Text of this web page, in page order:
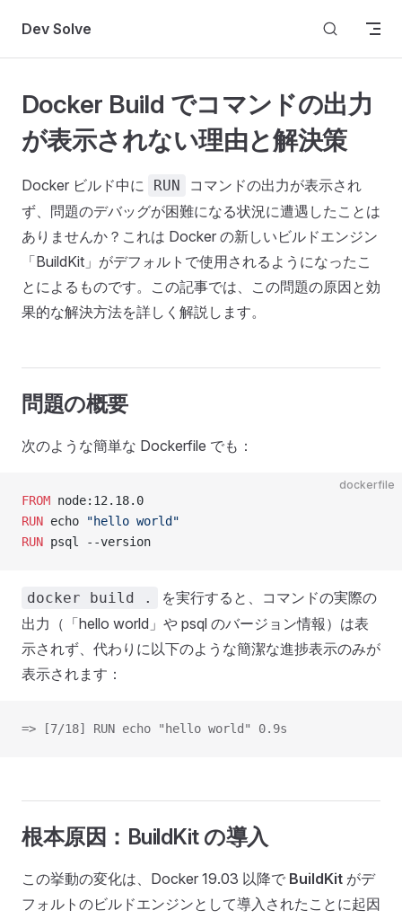
Skip to content
Dev Solve
Docker Build でコマンドの出力
が表示されない理由と解決策
Docker ビルド中に RUN
コマンドの出力が表示され
ず、問題のデバッグが困難になる状況に遭遇したことは
ありませんか？これは Docker の新しいビルドエンジン
「BuildKit」がデフォルトで使用されるようになったこ
とによるものです。この記事では、この問題の原因と効
果的な解決方法を詳しく解説します。
問題の概要
次のような簡単な Dockerfile でも：
dockerfile
FROM node:12.18.0
RUN echo
"hello world"
RUN psql --version
docker build .
を実行すると、コマンドの実際の
出力（「hello world」や psql のバージョン情報）は表
示されず、代わりに以下のような簡潔な進捗表示のみが
表示されます：
=> [7/18] RUN echo "hello world" 0.9s
根本原因：BuildKit の導入
この挙動の変化は、Docker 19.03 以降で BuildKit がデ
フォルトのビルドエンジンとして導入されたことに起因